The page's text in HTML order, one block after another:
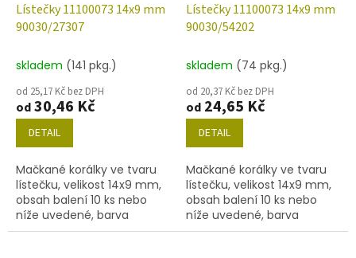
Lístečky 11100073 14x9 mm
90030/27307
skladem (141 pkg.)
od 25,17 Kč bez DPH
od30,46 Kč
DETAIL
Mačkané korálky ve tvaru
lístečku, velikost 14x9 mm,
obsah balení 10 ks nebo
níže uvedené, barva
hyacint s dekorem 27307.
Lístečky 11100073 14x9 mm
90030/54202
skladem (74 pkg.)
od 20,37 Kč bez DPH
od 24,65 Kč
DETAIL
Mačkané korálky ve tvaru
lístečku, velikost 14x9 mm,
obsah balení 10 ks nebo
níže uvedené, barva
hyacint se zlatým zátěrem